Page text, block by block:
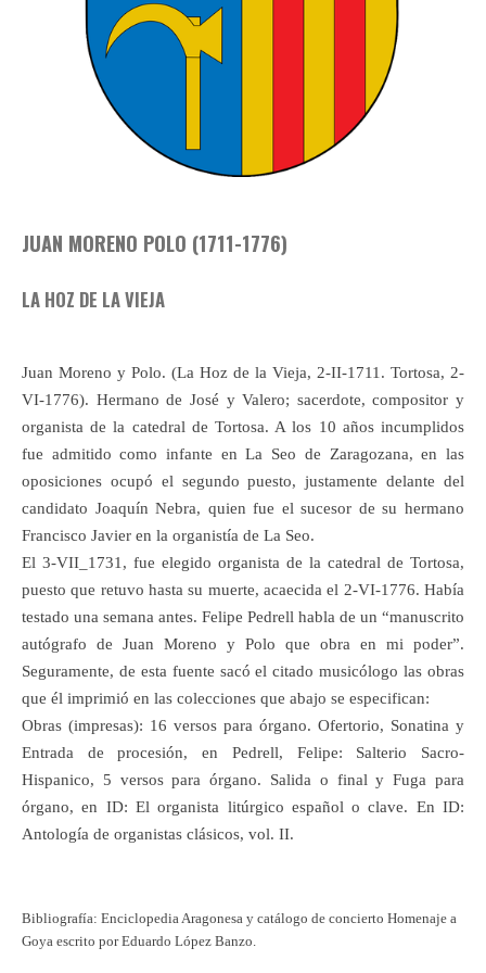
JUAN MORENO POLO (1711-1776)
LA HOZ DE LA VIEJA
Juan Moreno y Polo. (La Hoz de la Vieja, 2-II-1711. Tortosa, 2-
VI-1776). Hermano de José y Valero; sacerdote, compositor y
organista de la catedral de Tortosa. A los 10 años incumplidos
fue admitido como infante en La Seo de Zaragozana, en las
oposiciones ocupó el segundo puesto, justamente delante del
candidato Joaquín Nebra, quien fue el sucesor de su hermano
Francisco Javier en la organistía de La Seo.
El 3-VII_1731, fue elegido organista de la catedral de Tortosa,
puesto que retuvo hasta su muerte, acaecida el 2-VI-1776. Había
testado una semana antes. Felipe Pedrell habla de un “manuscrito
autógrafo de Juan Moreno y Polo que obra en mi poder”.
Seguramente, de esta fuente sacó el citado musicólogo las obras
que él imprimió en las colecciones que abajo se especifican:
Obras (impresas): 16 versos para órgano. Ofertorio, Sonatina y
Entrada de procesión, en Pedrell, Felipe: Salterio Sacro-
Hispanico, 5 versos para órgano. Salida o final y Fuga para
órgano, en ID: El organista litúrgico español o clave. En ID:
Antología de organistas clásicos, vol. II.
Bibliografía: Enciclopedia Aragonesa y catálogo de concierto Homenaje a
Goya escrito por Eduardo López Banzo.